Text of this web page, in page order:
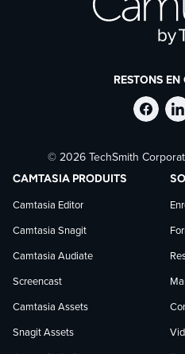
26 et 27
24 et 25
le Nouvel an
RESTONS
sur
© 2026 TechSmith
CAMTASIA PRODUITS
Camtasia Editor
Camtasia Snagit
Camtasia Audiate
Screencast
Camtasia Assets
Snagit Assets